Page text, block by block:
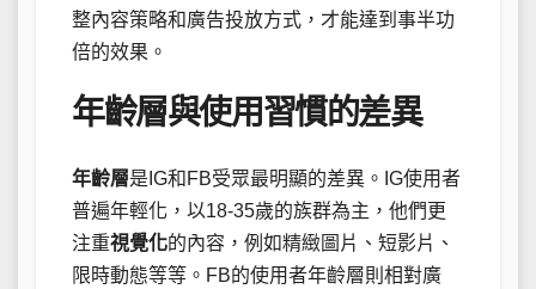
整內容策略和廣告投放方式，才能達到事半功
倍的效果。
年齡層與使用習慣的差異
年齡層是IG和FB受眾最明顯的差異。IG使用者
普遍年輕化，以18-35歲的族群為主，他們更
注重視覺化的內容，例如精緻圖片、短影片、
限時動態等等。FB的使用者年齡層則相對廣